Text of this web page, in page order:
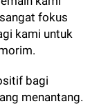
fokus
kami untuk
bagi
menantang.